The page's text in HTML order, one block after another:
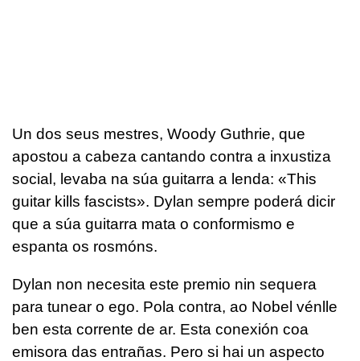
Un dos seus mestres, Woody Guthrie, que
apostou a cabeza cantando contra a inxustiza
social, levaba na súa guitarra a lenda: «This
guitar kills fascists». Dylan sempre poderá dicir
que a súa guitarra mata o conformismo e
espanta os rosmóns.
Dylan non necesita este premio nin sequera
para tunear o ego. Pola contra, ao Nobel vénlle
ben esta corrente de ar. Esta conexión coa
emisora das entrañas. Pero si hai un aspecto